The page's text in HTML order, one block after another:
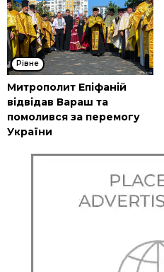
Рівне
Митрополит Епіфаній
відвідав Вараш та
помолився за перемогу
України